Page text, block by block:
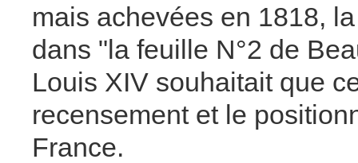
mais achevées en 1818,
dans "la feuille N°2 de
Louis XIV souhaitait que
recensement et le
France.